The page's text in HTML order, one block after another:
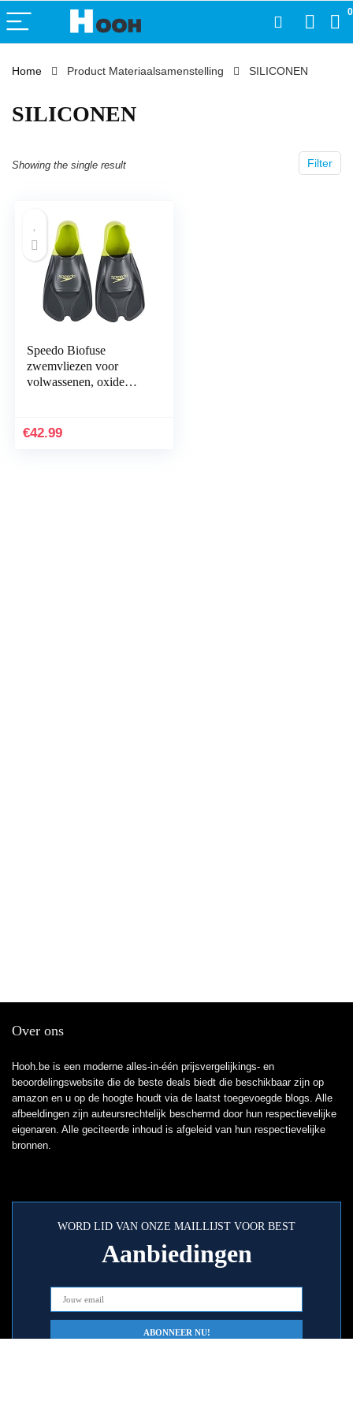
0
Home Product Materiaalsamenstelling ‎SILICONEN
‎SILICONEN
Filter
Showing the single result
Speedo Biofuse
zwemvliezen voor
volwassenen, oxide
€42.99
Over ons
Hooh.be is een moderne alles-in-één prijsvergelijkings- en
beoordelingswebsite die de beste deals biedt die beschikbaar zijn op
amazon en u op de hoogte houdt via de laatst toegevoegde blogs. Alle
afbeeldingen zijn auteursrechtelijk beschermd door hun respectievelijke
eigenaren. Alle geciteerde inhoud is afgeleid van hun respectievelijke
bronnen.
WORD LID VAN ONZE MAILLIJST VOOR BEST
Aanbiedingen